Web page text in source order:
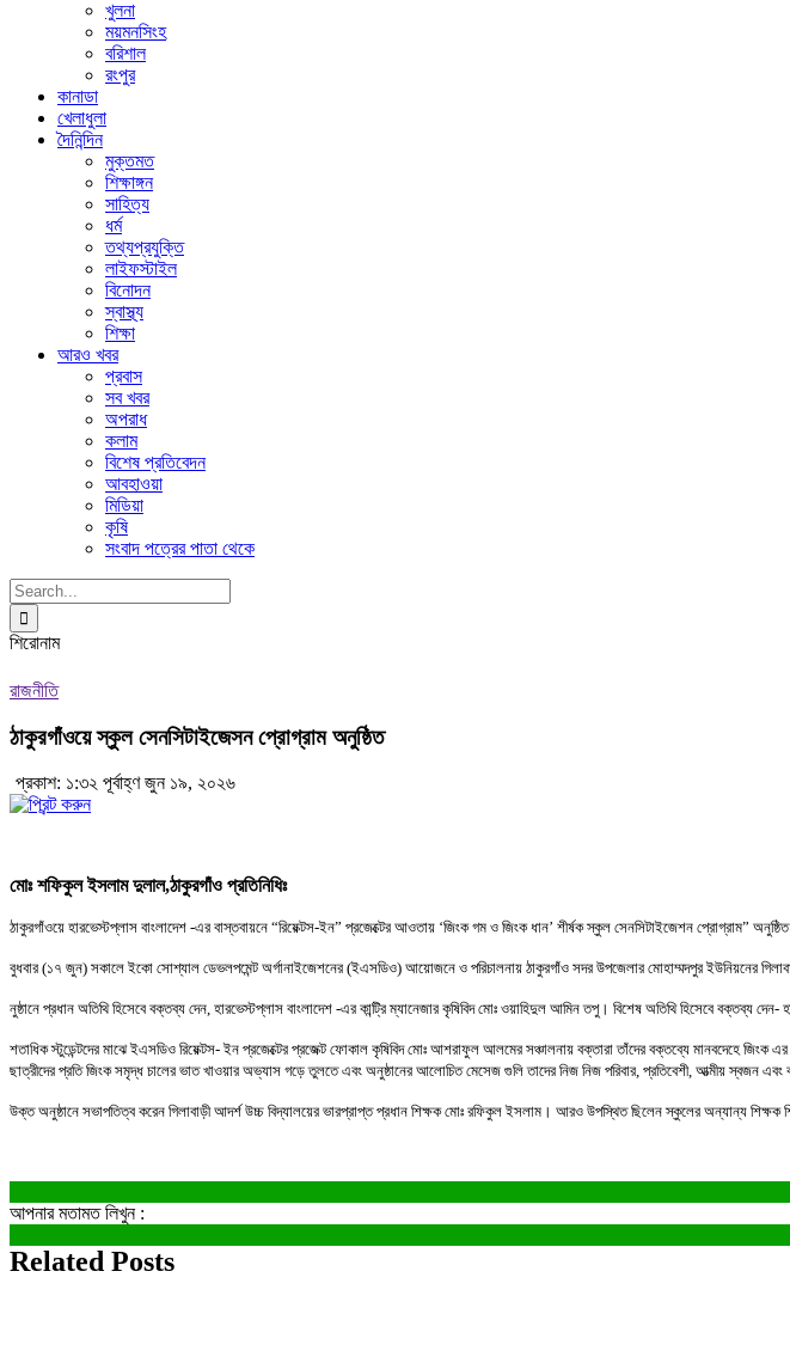
খুলনা
ময়মনসিংহ
বরিশাল
রংপুর
কানাডা
খেলাধুলা
দৈনিন্দিন
মুক্তমত
শিক্ষাঙ্গন
সাহিত্য
ধর্ম
তথ্যপ্রযুক্তি
লাইফস্টাইল
বিনোদন
স্বাস্থ্য
শিক্ষা
আরও খবর
প্রবাস
সব খবর
অপরাধ
কলাম
বিশেষ প্রতিবেদন
আবহাওয়া
মিডিয়া
কৃষি
সংবাদ পত্রের পাতা থেকে
Search
for:
শিরোনাম
রাজনীতি
ঠাকুরগাঁওয়ে স্কুল সেনসিটাইজেসন প্রোগ্রাম অনুষ্ঠিত
প্রকাশ: ১:৩২ পূর্বাহ্ণ জুন ১৯, ২০২৬
মোঃ শফিকুল ইসলাম দুলাল,ঠাকুরগাঁও প্রতিনিধিঃ
ঠাকুরগাঁওয়ে হারভেস্টপ্লাস বাংলাদেশ -এর বাস্তবায়নে “রিয়েক্টস-ইন” প্রজেক্টের আওতায় ‘জিংক গম ও জিংক ধান’ শীর্ষক স্কুল সেনসিটাইজেশন প্রোগ্রাম”
বুধবার (১৭ জুন) সকালে ইকো সোশ্যাল ডেভলপমেন্ট অর্গানাইজেশনের (ইএসডিও) আয়োজনে ও পরিচালনায় ঠাকুরগাঁও সদর উপজেলার মোহাম্মদপুর ইউনিয়নের
নুষ্ঠানে প্রধান অতিথি হিসেবে বক্তব্য দেন, হারভেস্টপ্লাস বাংলাদেশ -এর কান্ট্রি ম্যানেজার কৃষিবিদ মোঃ ওয়াহিদুল আমিন তপু। বিশেষ অতিথি হিসেবে বক্তব্য
শতাধিক স্টুডেন্টদের মাঝে ইএসডিও রিয়েক্টস- ইন প্রজেক্টের প্রজেক্ট ফোকাল কৃষিবিদ মোঃ আশরাফুল আলমের সঞ্চালনায় বক্তারা তাঁদের বক্তব্যে মানবদেহে
ছাত্রীদের প্রতি জিংক সমৃদ্ধ চালের ভাত খাওয়ার অভ্যাস গড়ে তুলতে এবং অনুষ্ঠানের আলোচিত মেসেজ গুলি তাদের নিজ নিজ পরিবার, প্রতিবেশী, আত্মীয় স্বজন এবং
উক্ত অনুষ্ঠানে সভাপতিত্ব করেন গিলাবাড়ী আদর্শ উচ্চ বিদ্যালয়ের ভারপ্রাপ্ত প্রধান শিক্ষক মোঃ রফিকুল ইসলাম। আরও উপস্থিত ছিলেন স্কুলের অন্যান্য শিক্ষক
আপনার মতামত লিখুন :
Related Posts